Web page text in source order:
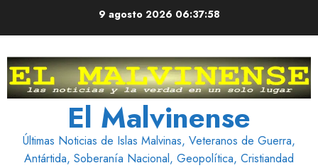
9 agosto 2026 06:37:59
El Malvinense
Últimas Noticias de Islas Malvinas, Veteranos de Guerra,
Antártida, Soberanía Nacional, Geopolítica, Cristiandad